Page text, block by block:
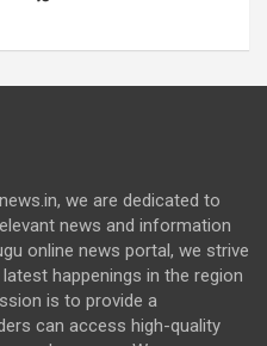
we are dedicated to
news and information
online news portal, we strive
happenings in the region
is to provide a
can access high-quality